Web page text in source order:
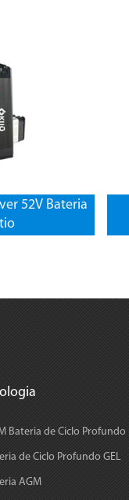
52V Bateria
Bateria de Ciclo Profundo
de Ciclo Profundo GEL
AGM